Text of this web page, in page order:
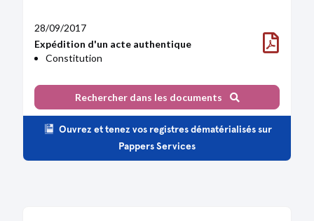
Expédition d'un acte authentique
Constitution
28/09/2017
Rechercher dans les documents
Ouvrez et tenez vos registres dématérialisés sur
Pappers Services